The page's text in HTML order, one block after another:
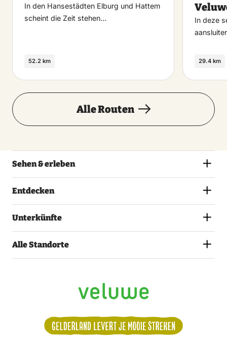
In den Hansestädten Elburg und Hattem
scheint die Zeit stehen…
52.2 km
In deze
29.4 km
Alle Routen
Sehen & erleben
Entdecken
Unterkünfte
Alle Standorte